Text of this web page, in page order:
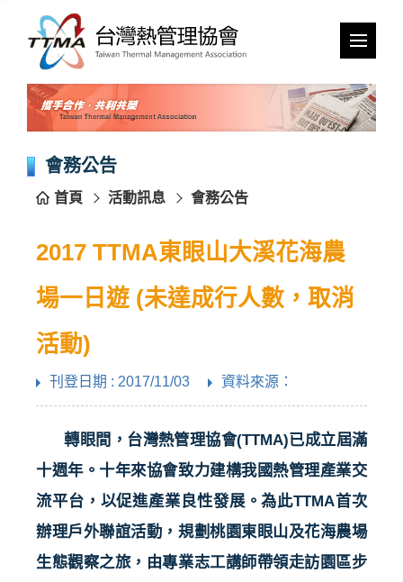
跳
會務公告
首頁 活動訊息 會務公告
2017 TTMA東眼山大溪花海農
場一日遊 (未達成行人數，取消
活動)
刊登日期 : 2017/11/03 資料來源：
轉眼間，台灣熱管理協會(TTMA)已成立屆滿
十週年。十年來協會致力建構我國熱管理產業交
流平台，以促進產業良性發展。為此TTMA首次
辦理戶外聯誼活動，規劃桃園東眼山及花海農場
生態觀察之旅，由專業志工講師帶領走訪園區步